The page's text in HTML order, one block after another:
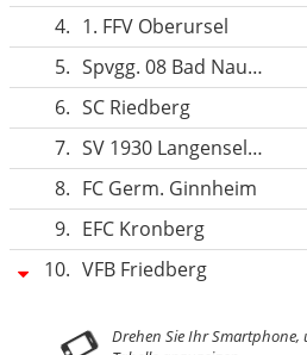
4. 1. FFV Oberursel
5.
Spvgg. 08 Bad Nauheim
6. SC Riedberg
7.
SV 1930 Langenselbold
8. FC Germ. Ginnheim
9. EFC Kronberg
10. VFB Friedberg